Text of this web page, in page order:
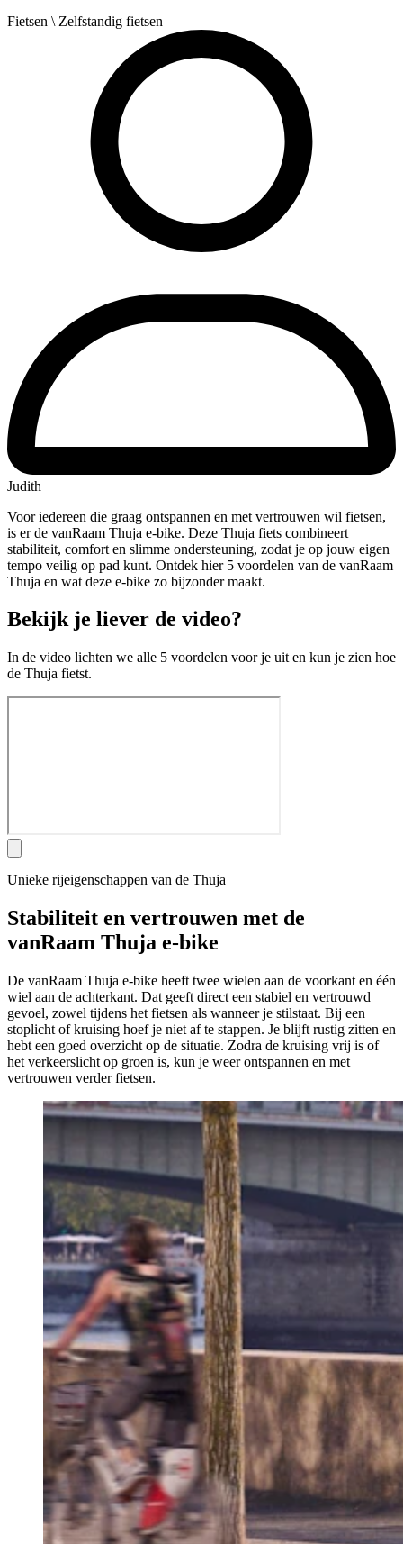
Fietsen \ Zelfstandig fietsen
Judith
Voor iedereen die graag ontspannen en met vertrouwen wil fietsen,
is er de vanRaam Thuja e-bike. Deze Thuja fiets combineert
stabiliteit, comfort en slimme ondersteuning, zodat je op jouw eigen
tempo veilig op pad kunt. Ontdek hier 5 voordelen van de vanRaam
Thuja en wat deze e-bike zo bijzonder maakt.
Bekijk je liever de video?
In de video lichten we alle 5 voordelen voor je uit en kun je zien hoe
de Thuja fietst.
Unieke rijeigenschappen van de Thuja
Stabiliteit en vertrouwen met de
vanRaam Thuja e-bike
De vanRaam Thuja e-bike heeft twee wielen aan de voorkant en één
wiel aan de achterkant. Dat geeft direct een stabiel en vertrouwd
gevoel, zowel tijdens het fietsen als wanneer je stilstaat. Bij een
stoplicht of kruising hoef je niet af te stappen. Je blijft rustig zitten en
hebt een goed overzicht op de situatie. Zodra de kruising vrij is of
het verkeerslicht op groen is, kun je weer ontspannen en met
vertrouwen verder fietsen.